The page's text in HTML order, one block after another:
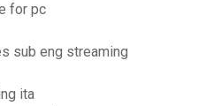
for pc
sub eng streaming
ita